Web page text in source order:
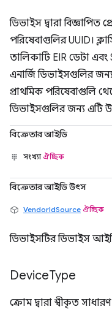
ডিভাইস দ্বারা
পরিষেবাগুলির UUID।
তালিকাটি EIR ডেটা
এনার্জি ডিভাইসগুলির
প্রাথমিক পরিষেবাগুলি
ডিভাইসগুলির জন্য এটি
বিক্রেতার আইডি
সংখ্যাঐচ্ছিক
বিক্রেতার আইডি উৎস
VendorIdSource ঐচ্ছিক
ডিভাইসটির ডিভাইস
DeviceType
ক্রোম দ্বারা স্বীকৃত